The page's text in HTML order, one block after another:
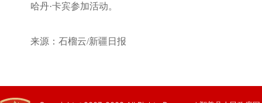
哈丹·卡宾参加活动。
来源： 石榴云/新疆日报